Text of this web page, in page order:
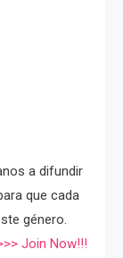
a difundir
que cada
género.
Join Now!!!